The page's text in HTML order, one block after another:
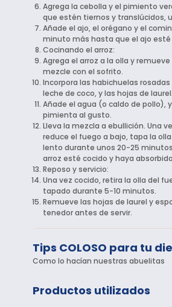
Agrega la cebolla y el pimiento
que estén tiernos y translúcidos,
Añade el ajo, el orégano y el
minuto más hasta que el ajo
Cocinando el arroz:
Agrega el arroz a la olla y
mezcle con el sofrito.
Incorpora las habichuelas
leche de coco, y las hojas de laurel.
Añade el agua (o caldo de pollo),
pimienta al gusto.
Lleva la mezcla a ebullición. Una
reduce el fuego a bajo, tapa la
lento durante unos 20-25
arroz esté cocido y haya
Reposo y servicio:
Una vez cocido, retira la olla del
tapado durante 5-10 minutos.
Remueve las hojas de laurel y
tenedor antes de servir.
Tips COLOSO para tu
Como lo hacían nuestras abuelitas
Productos utilizados